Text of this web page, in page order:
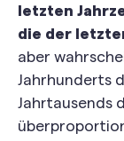
letzten
die der
aber
Jahrhunderts
Jahrtausends